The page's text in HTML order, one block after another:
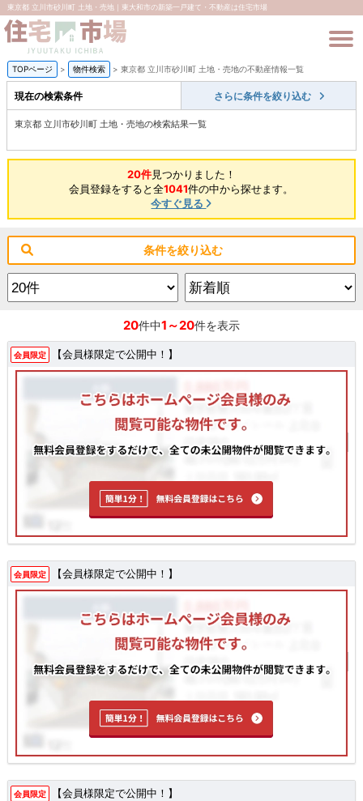
東京都 立川市砂川町 土地・売地｜東大和市の新築一戸建て・不動産は住宅市場
TOPページ > 物件検索 > 東京都 立川市砂川町 土地・売地の不動産情報一覧
現在の検索条件 さらに条件を絞り込む
東京都 立川市砂川町 土地・売地の検索結果一覧
20件見つかりました！
会員登録をすると全1041件の中から探せます。
今すぐ見る
条件を絞り込む
20件中1～20件を表示
会員限定 【会員様限定で公開中！】
会員限定 【会員様限定で公開中！】
会員限定 【会員様限定で公開中！】